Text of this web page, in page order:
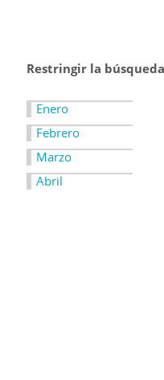
Restringir la
Enero
Febrero
Marzo
Abril